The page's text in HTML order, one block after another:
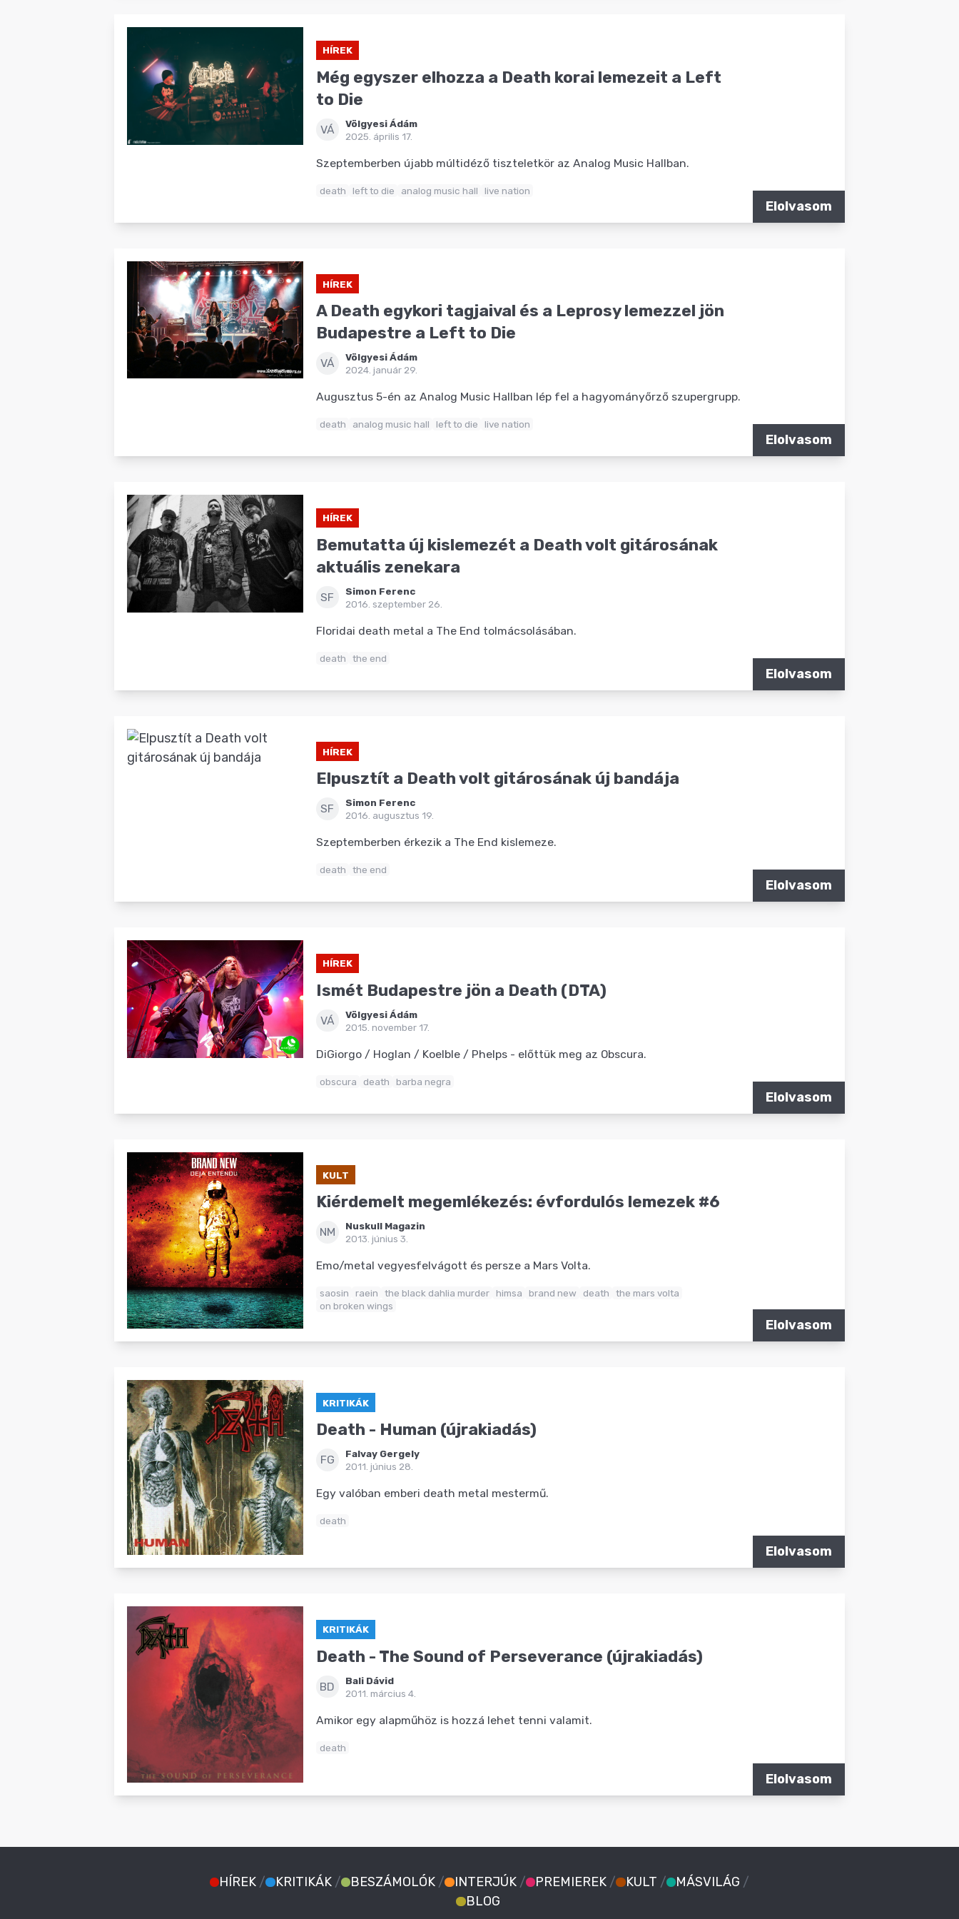
HÍREK
Még egyszer elhozza a Death korai lemezeit a Left
to Die
VÁ
Völgyesi Ádám
2025. április 17.
Szeptemberben újabb múltidéző tiszteletkör az Analog Music Hallban.
death left to die analog music hall live nation
Elolvasom
HÍREK
A Death egykori tagjaival és a Leprosy lemezzel jön
Budapestre a Left to Die
VÁ
Völgyesi Ádám
2024. január 29.
Augusztus 5-én az Analog Music Hallban lép fel a hagyományőrző szupergrupp.
death analog music hall left to die live nation
Elolvasom
HÍREK
Bemutatta új kislemezét a Death volt gitárosának
aktuális zenekara
SF
Simon Ferenc
2016. szeptember 26.
Floridai death metal a The End tolmácsolásában.
death the end
Elolvasom
HÍREK
Elpusztít a Death volt gitárosának új bandája
SF
Simon Ferenc
2016. augusztus 19.
Szeptemberben érkezik a The End kislemeze.
death the end
Elolvasom
HÍREK
Ismét Budapestre jön a Death (DTA)
VÁ
Völgyesi Ádám
2015. november 17.
DiGiorgo / Hoglan / Koelble / Phelps - előttük meg az Obscura.
obscura death barba negra
Elolvasom
KULT
Kiérdemelt megemlékezés: évfordulós lemezek #6
NM
Nuskull Magazin
2013. június 3.
Emo/metal vegyesfelvágott és persze a Mars Volta.
saosin raein the black dahlia murder himsa brand new death
the mars volta
on broken wings
Elolvasom
KRITIKÁK
Death - Human (újrakiadás)
FG
Falvay Gergely
2011. június 28.
Egy valóban emberi death metal mestermű.
death
Elolvasom
KRITIKÁK
Death - The Sound of Perseverance (újrakiadás)
BD
Bali Dávid
2011. március 4.
Amikor egy alapműhöz is hozzá lehet tenni valamit.
death
Elolvasom
HÍREK / KRITIKÁK / BESZÁMOLÓK / INTERJÚK / PREMIEREK / KULT / MÁSVILÁG /
BLOG